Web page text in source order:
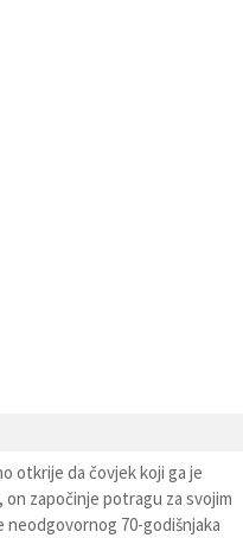
otkrije da čovjek koji ga je
započinje potragu za svojim
neodgovornog 70-godišnjaka